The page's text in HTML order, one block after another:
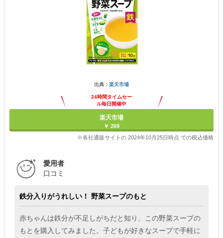
出典： 楽天市場
24時間タイムセー
ル毎日開催中
楽天市場
￥ 269
※各社通販サイトの 2024年10月25日時点 での税込価格
愛用者
口コミ
鉄分入りがうれしい！ 野菜スープのもと
赤ちゃんは鉄分が不足しがちだと知り、この野菜スープの
もとを購入してみました。子どもが好きなスープで手軽に